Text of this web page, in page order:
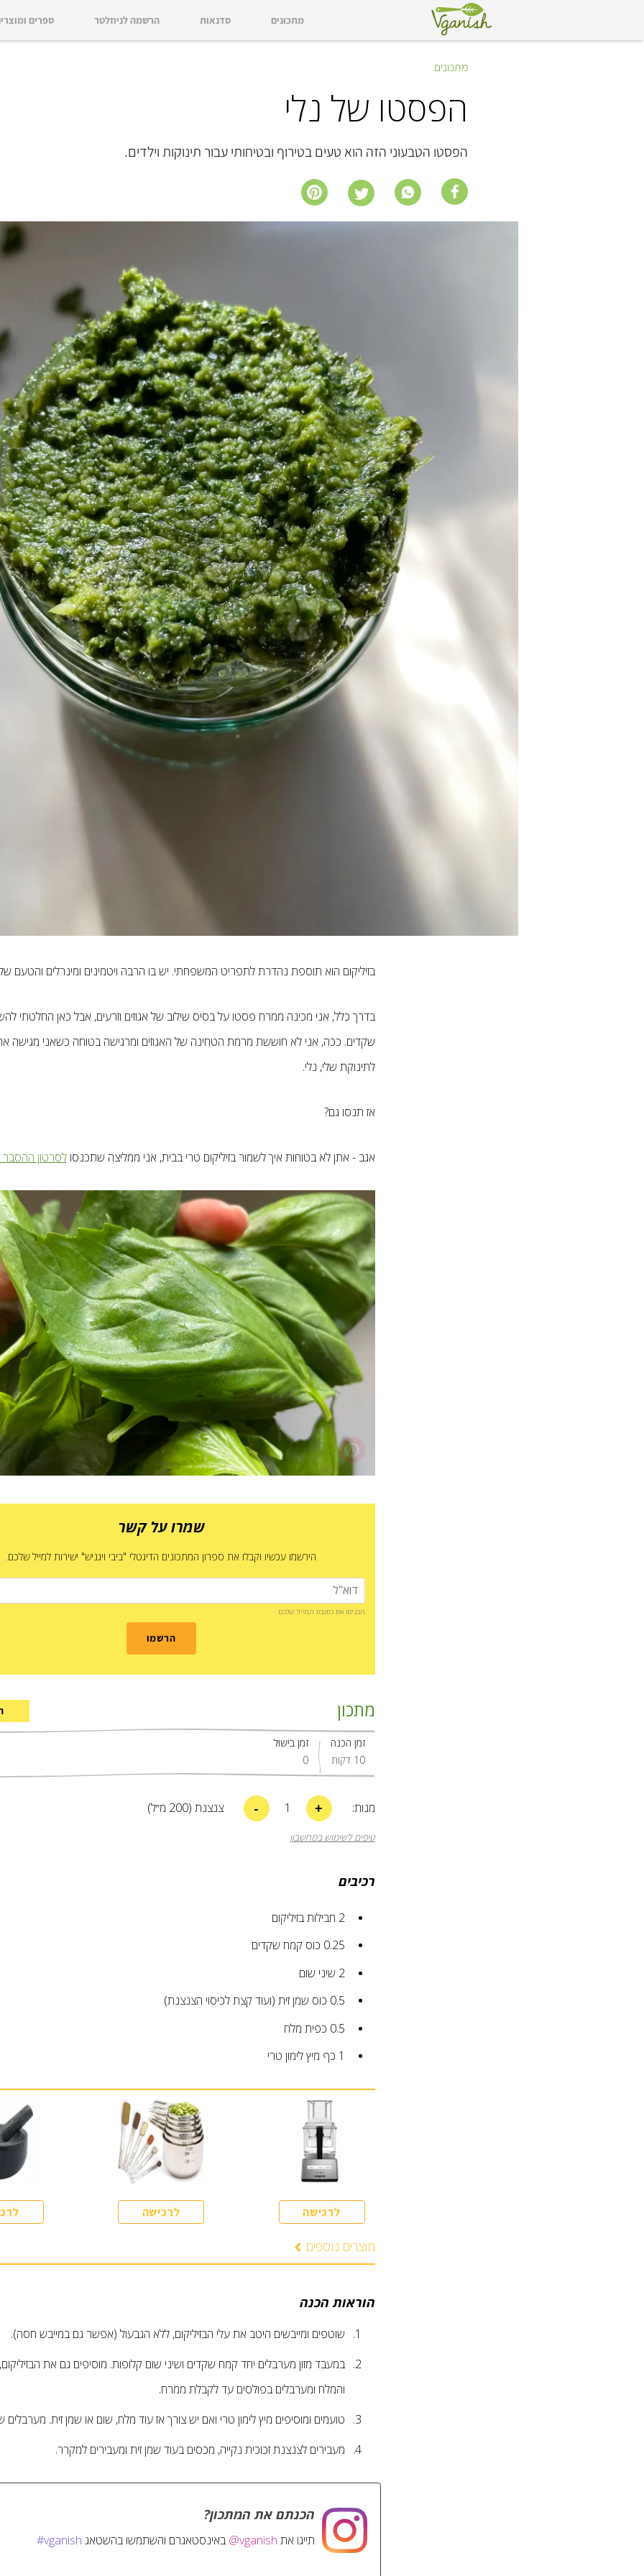
מתכונים סדנאות הרשמה לניוזלטר ספרים
מתכונים
הפסטו של נלי
הפסטו הטבעוני הזה הוא טעים בטירוף ובטיחותי עבור תינוקות וילדים.
בזיליקום הוא תוספת נהדרת לתפריט המשפחתי. יש בו הרבה ויטמינים ומינרלים והטעם
בדרך כלל, אני מכינה ממרח פסטו על בסיס שילוב של אגוזים וזרעים, אבל כאן החלטתי
שקדים. ככה, אני לא חוששת מרמת הטחינה של האגוזים ומרגישה בטוחה כשאני מגישה
לתינוקת שלי, נלי.
אז תנסו גם?
אגב - אתן לא בטוחות איך לשמור בזיליקום טרי בבית, אני ממליצה שתכנסולסרטון ההסבר
שמרו על קשר
הירשמו עכשיו וקבלו את ספרון המתכונים הדיגטלי "ביבי ויגניש" ישירות למייל שלכם.
הכניסו את כתובת המייל שלכם
הרשמו
מתכון
זמן הכנה
10 דקות
זמן בישול
0
מנות: +
1
- צנצנת (200 מ״ל)
טיפים לשימוש במחשבון
רכיבים
2 חבילות בזיליקום
0.25 כוסקמח שקדים
2 שיני שום
0.5 כוסשמן זית (ועוד קצת לכיסוי הצנצנת)
0.5 כפית מלח
1 כף מיץ לימון טרי
לרכישה לרכישה
מוצרים נוספים
הוראות הכנה
שוטפים ומייבשים היטב את עלי הבזיליקום, ללא הגבעול (אפשר גם במייבש חסה).
במעבד מזון מערבלים יחד קמח שקדים ושיני שום קלופות. מוסיפים גם את
והמלח ומערבלים בפולסים עד לקבלת ממרח.
טועמים ומוסיפים מיץ לימון טרי ואם יש צורך אז עוד מלח, שום או שמן זית. מערבלים
מעבירים לצנצנת זכוכית נקייה, מכסים בעוד שמן זית ומעבירים למקרר.
הכנתם את המתכון?
תייגו את @vganish באינסטאגרם והשתמשו בהשטאג #vganish